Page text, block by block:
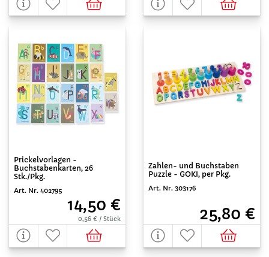
Prickelvorlagen -
Buchstabenkarten, 26
Stk./Pkg.
Art. Nr. 402795
14,50 €
0,56 € / Stück
Zahlen- und Buchstaben
Puzzle - GOKI, per Pkg.
Art. Nr. 303176
25,80 €